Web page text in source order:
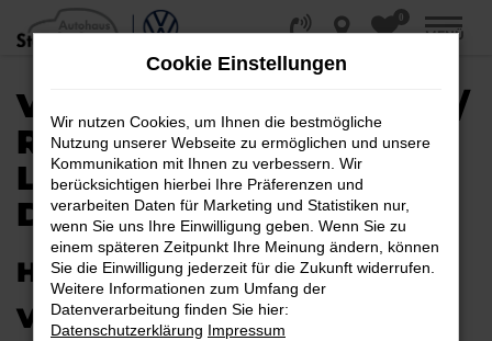
Zum
Hauptinhalt
0
MENÜ
VW ID.7 EU-NEUWAGEN /
REIMPORT |
LIEFERSERVICE NACH
DORTMUND
HERAUSRAGENDE QUALITÄT:
VW ID.7 EU-NEUWAGEN FÜR
Cookie Einstellungen
Wir nutzen Cookies, um Ihnen die bestmögliche
Nutzung unserer Webseite zu ermöglichen und unsere
Kommunikation mit Ihnen zu verbessern. Wir
berücksichtigen hierbei Ihre Präferenzen und
verarbeiten Daten für Marketing und Statistiken nur,
wenn Sie uns Ihre Einwilligung geben. Wenn Sie zu
einem späteren Zeitpunkt Ihre Meinung ändern, können
Sie die Einwilligung jederzeit für die Zukunft widerrufen.
Weitere Informationen zum Umfang der
Datenverarbeitung finden Sie hier:
Datenschutzerklärung Impressum